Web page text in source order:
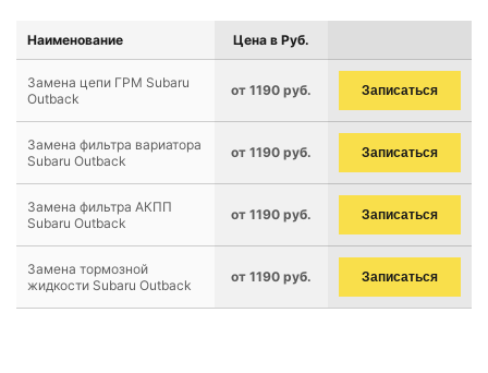
Наименование Цена в Руб.
Замена цепи ГРМ Subaru
Outback
от 1190 руб. Записаться
Замена фильтра вариатора
Subaru Outback
от 1190 руб. Записаться
Замена фильтра АКПП
Subaru Outback
от 1190 руб. Записаться
Замена тормозной
жидкости Subaru Outback
от 1190 руб. Записаться